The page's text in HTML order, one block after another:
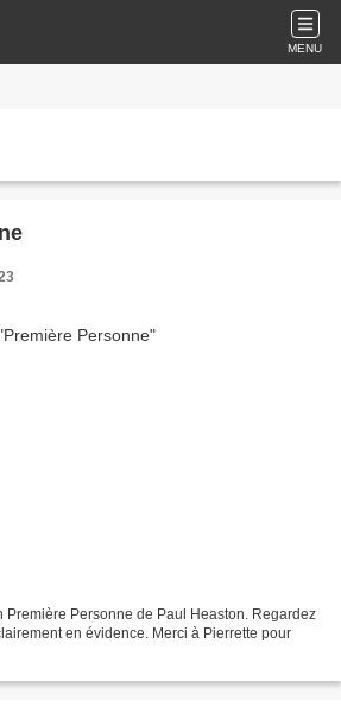
MENU
Première Personne de Paul Heaston. Regardez
en évidence. Merci à Pierrette pour